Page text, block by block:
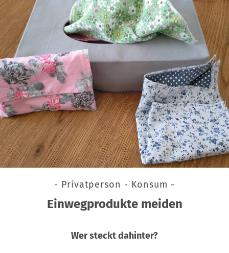
- Privatperson - Konsum -
Einwegprodukte meiden
Wer steckt dahinter?